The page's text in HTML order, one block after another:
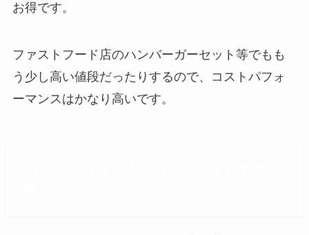
お得です。
ファストフード店のハンバーガーセット等でもも
う少し高い値段だったりするので、コストパフォ
ーマンスはかなり高いです。